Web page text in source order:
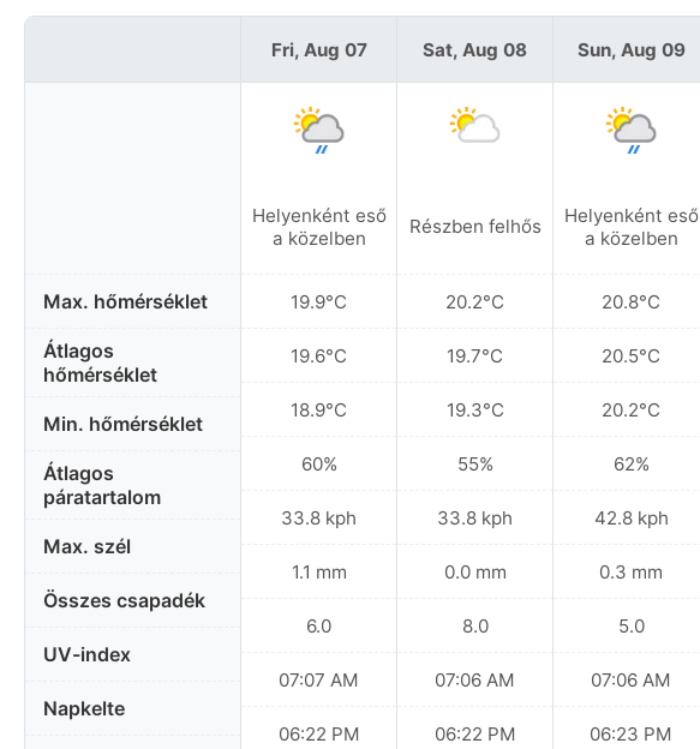
Max. hőmérséklet
Átlagos
hőmérséklet
Min. hőmérséklet
Átlagos
páratartalom
Max. szél
Összes csapadék
UV-index
Napkelte
Fri, Aug 07
Helyenként eső
a közelben
19.9°C
19.6°C
18.9°C
60%
33.8 kph
1.1 mm
6.0
07:07 AM
06:22 PM
Sat, Aug 08
Részben felhős
20.2°C
19.7°C
19.3°C
55%
33.8 kph
0.0 mm
8.0
07:06 AM
06:22 PM
Sun, Aug 09
Helyenként eső
a közelben
20.8°C
20.5°C
20.2°C
62%
42.8 kph
0.3 mm
5.0
07:06 AM
06:23 PM